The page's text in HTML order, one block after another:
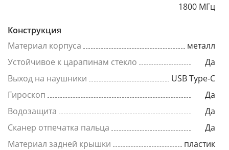
1800 МГц
Конструкция
Материал корпуса
металл
Устойчивое к царапинам стекло
Да
Выход на наушники
USB Type-C
Гироскоп
Да
Водозащита
Да
Сканер отпечатка пальца
Да
Материал задней крышки
пластик